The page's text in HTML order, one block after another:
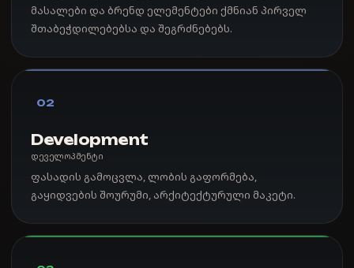
მასალები და ბრენდ ელემენტები ქმნიან პირველ
შთაბეჭდილებებსა და შეგრძნებებს.
02
Development
დეველოპმენტი
ფასადის გამოცვლა, ლობის გაფორმება,
გაყიდვების შოურუმი, არქიტექტურული მაკეტი.